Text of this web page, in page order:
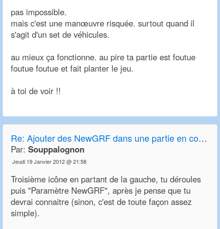
pas impossible.
mais c'est une manœuvre risquée. surtout quand il
s'agit d'un set de véhicules.
au mieux ça fonctionne. au pire ta partie est foutue
foutue foutue et fait planter le jeu.
à toi de voir !!
Re: Ajouter des NewGRF dans une partie en cours
Par: Souppalognon
Jeudi 19 Janvier 2012 @ 21:58
Troisième icône en partant de la gauche, tu déroules
puis "Paramètre NewGRF", après je pense que tu
devrai connaitre (sinon, c'est de toute façon assez
simple).